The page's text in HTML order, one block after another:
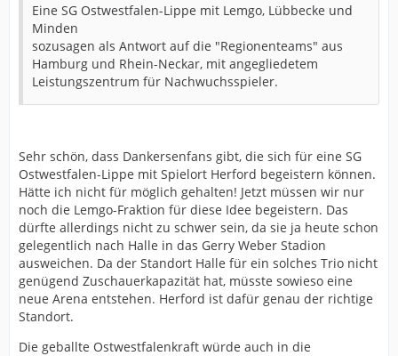
Eine SG Ostwestfalen-Lippe mit Lemgo, Lübbecke und
Minden
sozusagen als Antwort auf die "Regionenteams" aus
Hamburg und Rhein-Neckar, mit angegliedetem
Leistungszentrum für Nachwuchsspieler.
Sehr schön, dass Dankersenfans gibt, die sich für eine SG
Ostwestfalen-Lippe mit Spielort Herford begeistern können.
Hätte ich nicht für möglich gehalten! Jetzt müssen wir nur
noch die Lemgo-Fraktion für diese Idee begeistern. Das
dürfte allerdings nicht zu schwer sein, da sie ja heute schon
gelegentlich nach Halle in das Gerry Weber Stadion
ausweichen. Da der Standort Halle für ein solches Trio nicht
genügend Zuschauerkapazität hat, müsste sowieso eine
neue Arena entstehen. Herford ist dafür genau der richtige
Standort.
Die geballte Ostwestfalenkraft würde auch in die